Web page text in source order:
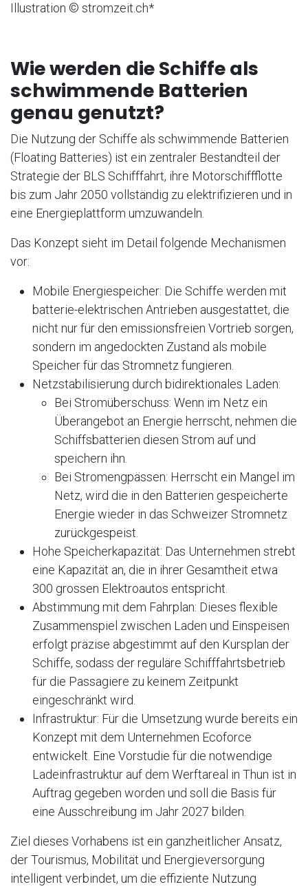
Illustration © stromzeit.ch*
Wie werden die Schiffe als
schwimmende Batterien
genau genutzt?
Die Nutzung der Schiffe als schwimmende Batterien
(Floating Batteries) ist ein zentraler Bestandteil der
Strategie der BLS Schifffahrt, ihre Motorschiffflotte
bis zum Jahr 2050 vollständig zu elektrifizieren und in
eine Energieplattform umzuwandeln.
Das Konzept sieht im Detail folgende Mechanismen
vor:
Mobile Energiespeicher: Die Schiffe werden mit
batterie-elektrischen Antrieben ausgestattet, die
nicht nur für den emissionsfreien Vortrieb sorgen,
sondern im angedockten Zustand als mobile
Speicher für das Stromnetz fungieren.
Netzstabilisierung durch bidirektionales Laden:
Bei Stromüberschuss: Wenn im Netz ein
Überangebot an Energie herrscht, nehmen die
Schiffsbatterien diesen Strom auf und
speichern ihn.
Bei Stromengpässen: Herrscht ein Mangel im
Netz, wird die in den Batterien gespeicherte
Energie wieder in das Schweizer Stromnetz
zurückgespeist.
Hohe Speicherkapazität: Das Unternehmen strebt
eine Kapazität an, die in ihrer Gesamtheit etwa
300 grossen Elektroautos entspricht.
Abstimmung mit dem Fahrplan: Dieses flexible
Zusammenspiel zwischen Laden und Einspeisen
erfolgt präzise abgestimmt auf den Kursplan der
Schiffe, sodass der reguläre Schifffahrtsbetrieb
für die Passagiere zu keinem Zeitpunkt
eingeschränkt wird.
Infrastruktur: Für die Umsetzung wurde bereits ein
Konzept mit dem Unternehmen Ecoforce
entwickelt. Eine Vorstudie für die notwendige
Ladeinfrastruktur auf dem Werftareal in Thun ist in
Auftrag gegeben worden und soll die Basis für
eine Ausschreibung im Jahr 2027 bilden.
Ziel dieses Vorhabens ist ein ganzheitlicher Ansatz,
der Tourismus, Mobilität und Energieversorgung
intelligent verbindet, um die effiziente Nutzung